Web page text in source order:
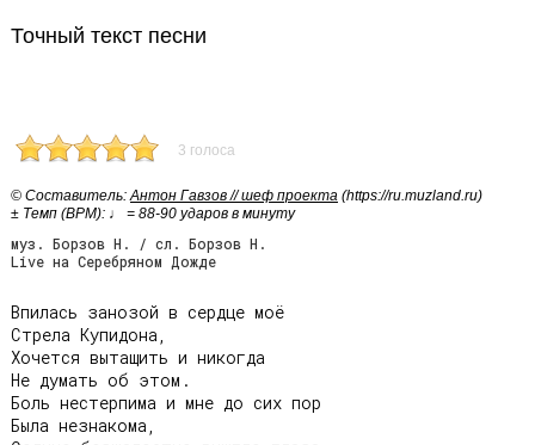
Точный текст песни
3 голоса
© Cоставитель:Антон Гавзов // шеф проекта (https://ru.muzland.ru)
± Темп (BPM): ♩ = 88-90 ударов в минуту
муз. Борзов Н. / сл. Борзов Н.
Live на Серебряном Дожде
Впилась занозой в сердце моё
Стрела Купидона,
Хочется вытащить и никогда
Не думать об этом.
Боль нестерпима и мне до сих пор
Была незнакома,